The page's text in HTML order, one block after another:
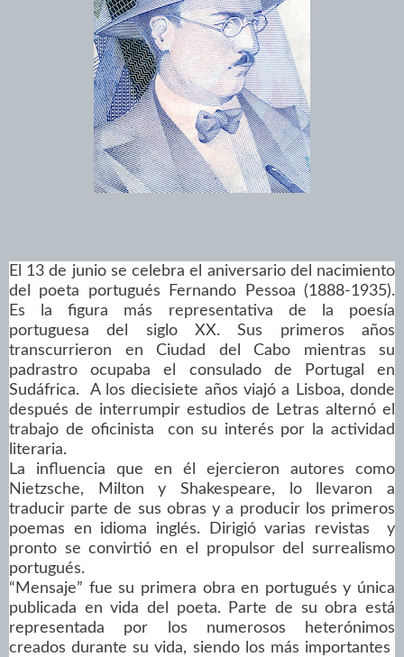
El 13 de junio se celebra el aniversario del nacimiento
del poeta portugués Fernando Pessoa (1888-1935).
Es la figura más representativa de la poesía
portuguesa del siglo XX. Sus primeros años
transcurrieron en Ciudad del Cabo mientras su
padrastro ocupaba el consulado de Portugal en
Sudáfrica. A los diecisiete años viajó a Lisboa, donde
después de interrumpir estudios de Letras alternó el
trabajo de oficinista con su interés por la actividad
literaria.
La influencia que en él ejercieron autores como
Nietzsche, Milton y Shakespeare, lo llevaron a
traducir parte de sus obras y a producir los primeros
poemas en idioma inglés. Dirigió varias revistas y
pronto se convirtió en el propulsor del surrealismo
portugués.
“Mensaje” fue su primera obra en portugués y única
publicada en vida del poeta. Parte de su obra está
representada por los numerosos heterónimos
creados durante su vida, siendo los más importantes